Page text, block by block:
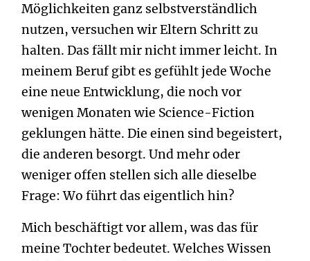
Möglichkeiten ganz selbstverständlich
nutzen, versuchen wir Eltern Schritt zu
halten. Das fällt mir nicht immer leicht. In
meinem Beruf gibt es gefühlt jede Woche
eine neue Entwicklung, die noch vor
wenigen Monaten wie Science-Fiction
geklungen hätte. Die einen sind begeistert,
die anderen besorgt. Und mehr oder
weniger offen stellen sich alle dieselbe
Frage: Wo führt das eigentlich hin?
Mich beschäftigt vor allem, was das für
meine Tochter bedeutet. Welches Wissen